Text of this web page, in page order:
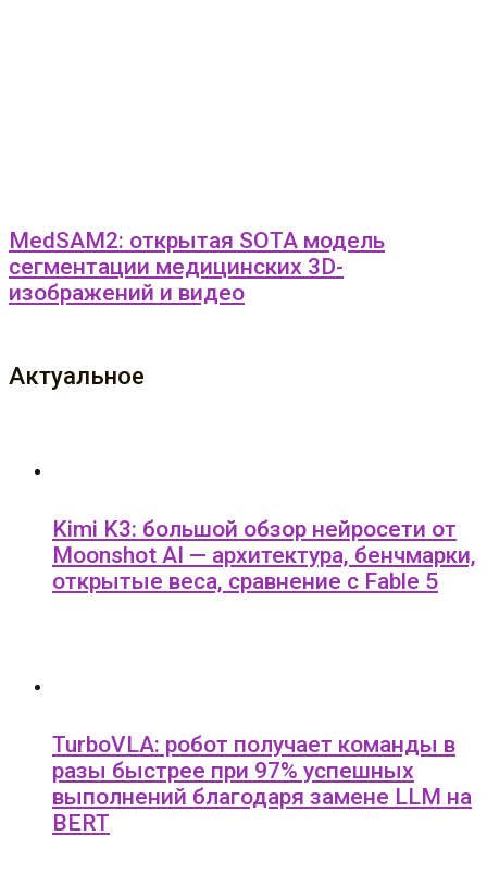
MedSAM2: открытая SOTA модель
сегментации медицинских 3D-
изображений и видео
Актуальное
Kimi K3: большой обзор нейросети от
Moonshot AI — архитектура, бенчмарки,
открытые веса, сравнение с Fable 5
TurboVLA: робот получает команды в
разы быстрее при 97% успешных
выполнений благодаря замене LLM на
BERT